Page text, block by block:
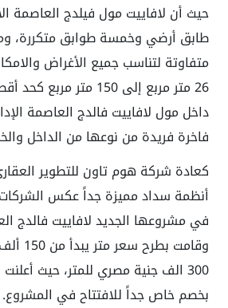
حيث أن لافاييت مول فيلدج العاصمة
طابق أرضي وخمسة طوابق متكررة،
متفاوتة لتناسب جميع الأغراض
26 متر مربع إلى 150
داخل مول لافاييت فالدج العاصمة
فاخرة فريدة من نوعها من الداخل
كعادة شركة هوم تاون للتطوير
أنظمة سداد مميزة جداً عكس
في مشروعها الجديد لافاييت فالدج
وقامت
300 الف جنية مصري للمتر، حيث
بخصم خاص جداً للافتتاح في المشروع.